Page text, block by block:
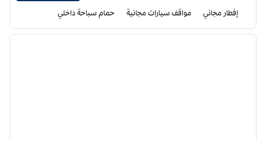
إفطار مجاني مواقف سيارات مجانية حمام سباحة داخلي
1 من 12
الصورة